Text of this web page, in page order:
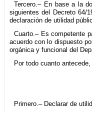
Tercero.– En base a la
siguientes del Decreto 64/
declaración de utilidad
Cuarto.– Es competente
acuerdo con lo dispuesto
orgánica y funcional del
Por todo cuanto
Primero.– Declarar de